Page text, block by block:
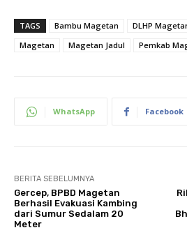
TAGS Bambu Magetan DLHP
Magetan
Magetan Jadul Pemkab
WhatsApp Facebook
BERITA SEBELUMNYA
Gercep, BPBD Magetan
Berhasil Evakuasi Kambing
dari Sumur Sedalam 20
Meter